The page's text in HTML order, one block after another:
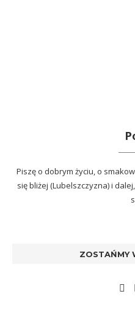
Piszę o dobrym życiu, o
się bliżej (Lubelszczyzna) i
ZOSTAŃMY